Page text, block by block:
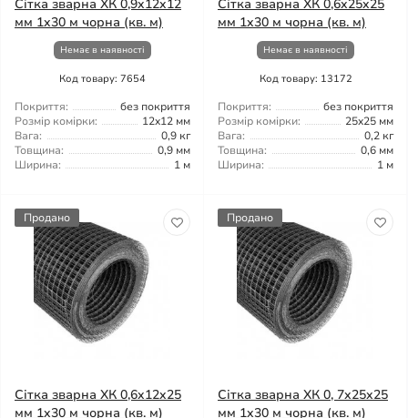
Сітка зварна ХК 0,9x12x12
мм 1x30 м чорна (кв. м)
Немає в наявності
Код товару: 7654
Покриття:
без покриття
Розмір комірки:
12x12 мм
Вага:
0,9 кг
Товщина:
0,9 мм
Ширина:
1 м
Сітка зварна ХК 0,6x25x25
мм 1x30 м чорна (кв. м)
Немає в наявності
Код товару: 13172
Покриття:
без покриття
Розмір комірки:
25x25 мм
Вага:
0,2 кг
Товщина:
0,6 мм
Ширина:
1 м
Продано
Сітка зварна ХК 0,6x12x25
мм 1x30 м чорна (кв. м)
Продано
Сітка зварна ХК 0, 7x25x25
мм 1x30 м чорна (кв. м)